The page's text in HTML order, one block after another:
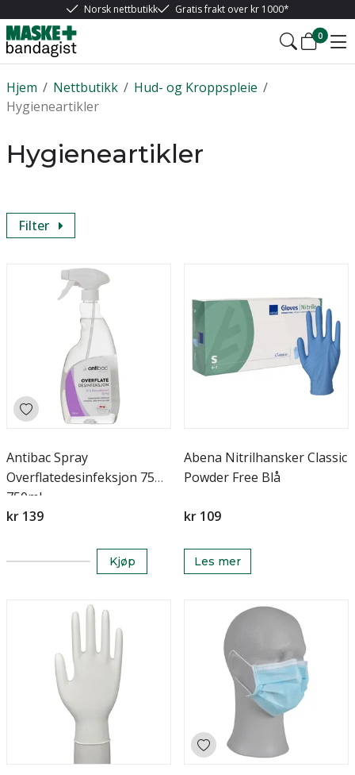
Norsk nettbutikk Gratis frakt over kr 1000*
0
/
Hjem /
Nettbutikk /
Hud- og Kroppspleie
Hygieneartikler
Hygieneartikler
Filter
Antibac Spray
Overflatedesinfeksjon 75%
750ml
kr 139
Kjøp
Abena Nitrilhansker Classic
Powder Free Blå
kr 109
Les mer